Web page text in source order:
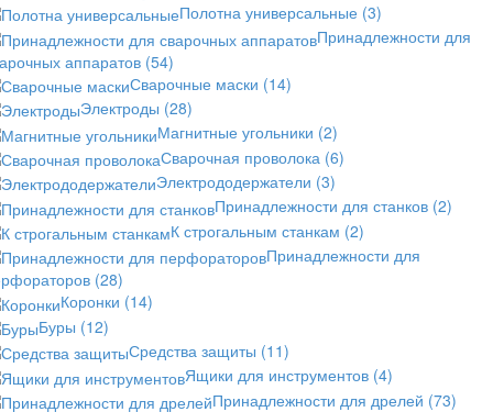
Полотна универсальные (3)
Принадлежности для
аппаратов (54)
Сварочные маски (14)
Электроды (28)
Магнитные угольники (2)
Сварочная проволока (6)
Электрододержатели (3)
Принадлежности для станков (2)
К строгальным станкам (2)
Принадлежности для
(28)
Коронки (14)
Буры (12)
Средства защиты (11)
Ящики для инструментов (4)
Принадлежности для дрелей (73)